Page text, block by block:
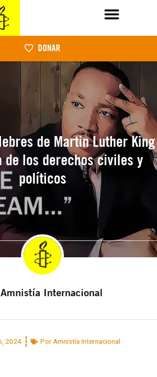
DONAR
de Martin Luther King
de los derechos civiles y
políticos
Internacional
2024 Por Amnistía Internacional